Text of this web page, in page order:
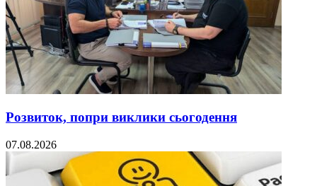
Розвиток, попри виклики сьогодення
07.08.2026